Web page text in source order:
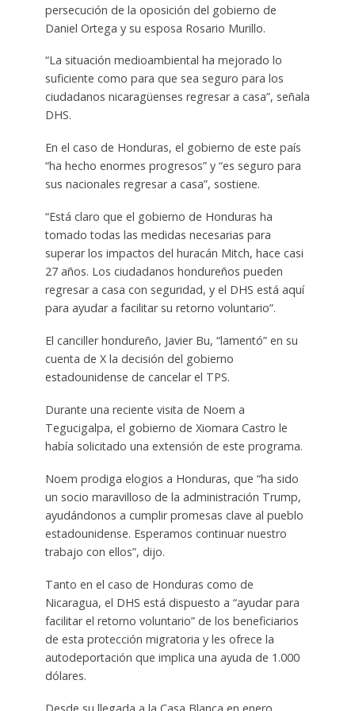
persecución de la oposición del gobierno de
Daniel Ortega y su esposa Rosario Murillo.
“La situación medioambiental ha mejorado lo
suficiente como para que sea seguro para los
ciudadanos nicaragüenses regresar a casa”, señala
DHS.
En el caso de Honduras, el gobierno de este país
“ha hecho enormes progresos” y “es seguro para
sus nacionales regresar a casa”, sostiene.
“Está claro que el gobierno de Honduras ha
tomado todas las medidas necesarias para
superar los impactos del huracán Mitch, hace casi
27 años. Los ciudadanos hondureños pueden
regresar a casa con seguridad, y el DHS está aquí
para ayudar a facilitar su retorno voluntario”.
El canciller hondureño, Javier Bu, “lamentó” en su
cuenta de X la decisión del gobierno
estadounidense de cancelar el TPS.
Durante una reciente visita de Noem a
Tegucigalpa, el gobierno de Xiomara Castro le
había solicitado una extensión de este programa.
Noem prodiga elogios a Honduras, que “ha sido
un socio maravilloso de la administración Trump,
ayudándonos a cumplir promesas clave al pueblo
estadounidense. Esperamos continuar nuestro
trabajo con ellos”, dijo.
Tanto en el caso de Honduras como de
Nicaragua, el DHS está dispuesto a “ayudar para
facilitar el retorno voluntario” de los beneficiarios
de esta protección migratoria y les ofrece la
autodeportación que implica una ayuda de 1.000
dólares.